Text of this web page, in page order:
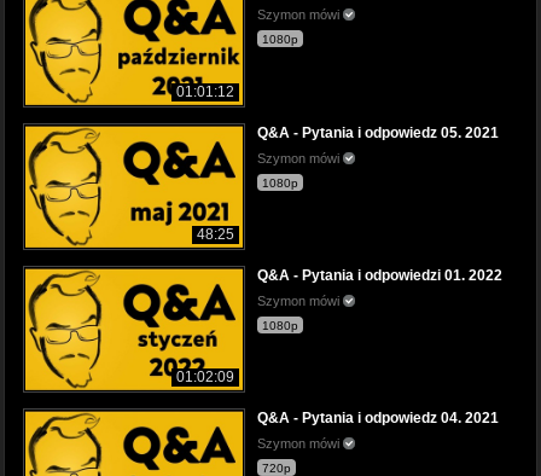
01:01:12
Szymon mówi
1080p
48:25
Q&A - Pytania i odpowiedz 05. 2021
Szymon mówi
1080p
01:02:09
Q&A - Pytania i odpowiedzi 01. 2022
Szymon mówi
1080p
Q&A - Pytania i odpowiedz 04. 2021
Szymon mówi
720p